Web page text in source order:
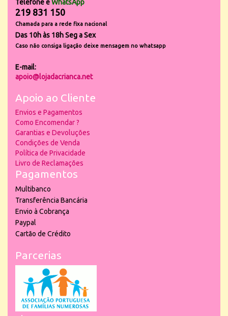
Telefone eWhatsApp
219 831 150
Chamada para a rede fixa nacional
Das 10h às 18h Seg a Sex
Caso não consiga ligação deixe mensagem no whatsapp
E-mail:
apoio@lojadacrianca.net
Apoio ao Cliente
Envios e Pagamentos
Como Encomendar ?
Garantias e Devoluções
Condições de Venda
Política de Privacidade
Livro de Reclamações
Pagamentos
Multibanco
Transferência Bancária
Envio à Cobrança
Paypal
Cartão de Crédito
Parcerias